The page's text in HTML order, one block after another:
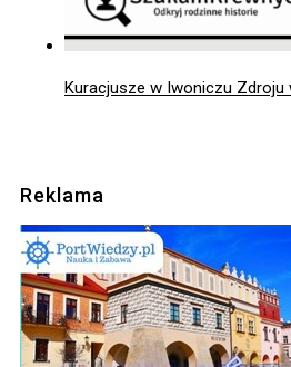
Kuracjusze w Iwoniczu Zdroju
Reklama